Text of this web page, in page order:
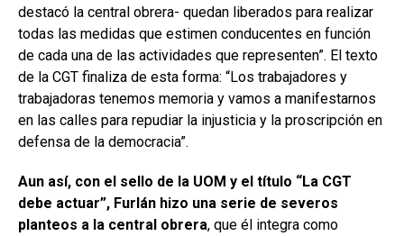
destacó la central obrera- quedan liberados para realizar
todas las medidas que estimen conducentes en función
de cada una de las actividades que representen”. El texto
de la CGT finaliza de esta forma: “Los trabajadores y
trabajadoras tenemos memoria y vamos a manifestarnos
en las calles para repudiar la injusticia y la proscripción en
defensa de la democracia”.
Aun así, con el sello de la UOM y el título “La CGT
debe actuar”, Furlán hizo una serie de severos
planteos a la central obrera, que él integra como